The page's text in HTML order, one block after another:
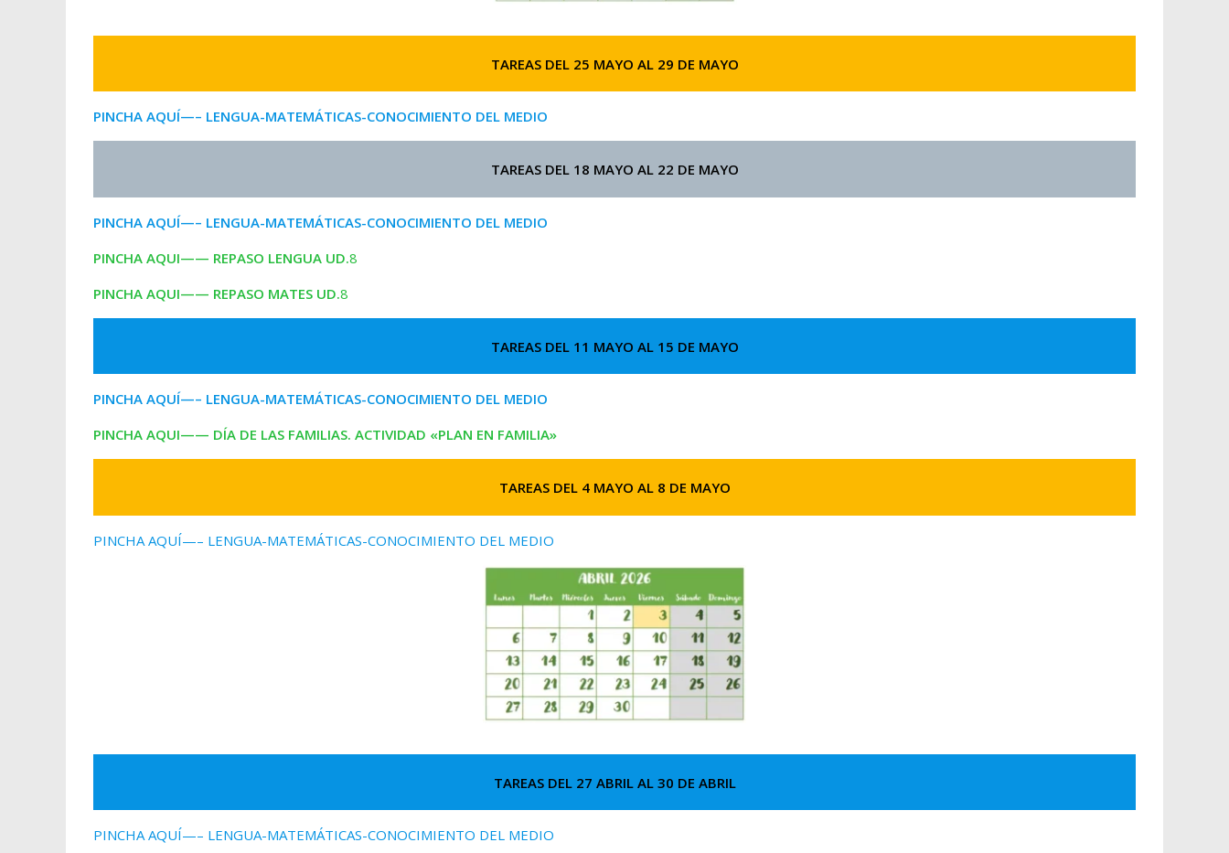
TAREAS DEL 25 MAYO AL 29 DE MAYO
PINCHA AQUÍ—– LENGUA-MATEMÁTICAS-CONOCIMIENTO DEL MEDIO
TAREAS DEL 18 MAYO AL 22 DE MAYO
PINCHA AQUÍ—– LENGUA-MATEMÁTICAS-CONOCIMIENTO DEL MEDIO
PINCHA AQUI—— REPASO LENGUA UD.8
PINCHA AQUI—— REPASO MATES UD.8
TAREAS DEL 11 MAYO AL 15 DE MAYO
PINCHA AQUÍ—– LENGUA-MATEMÁTICAS-CONOCIMIENTO DEL MEDIO
PINCHA AQUI—— DÍA DE LAS FAMILIAS. ACTIVIDAD «PLAN EN FAMILIA»
TAREAS DEL 4 MAYO AL 8 DE MAYO
PINCHA AQUÍ—– LENGUA-MATEMÁTICAS-CONOCIMIENTO DEL MEDIO
TAREAS DEL 27 ABRIL AL 30 DE ABRIL
PINCHA AQUÍ—– LENGUA-MATEMÁTICAS-CONOCIMIENTO DEL MEDIO